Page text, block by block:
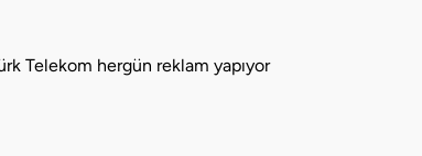
Telekom hergün reklam yapıyor